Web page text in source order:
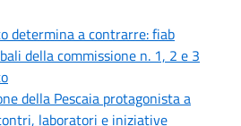
determina a contrarre: fiab
della commissione n. 1, 2 e 3
della Pescaia protagonista a
laboratori e iniziative